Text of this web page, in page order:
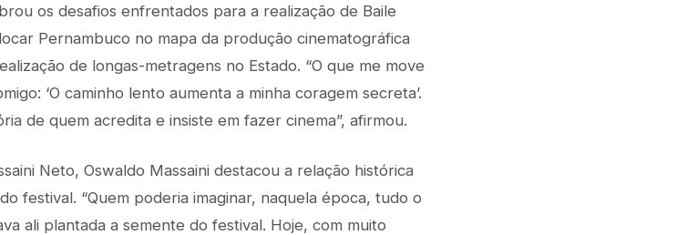
os desafios enfrentados para a realização de Baile
Pernambuco no mapa da produção cinematográfica
de longas-metragens no Estado. “O que me move
‘O caminho lento aumenta a minha coragem secreta’.
de quem acredita e insiste em fazer cinema”, afirmou.
Neto, Oswaldo Massaini destacou a relação histórica
festival. “Quem poderia imaginar, naquela época, tudo o
ali plantada a semente do festival. Hoje, com muito